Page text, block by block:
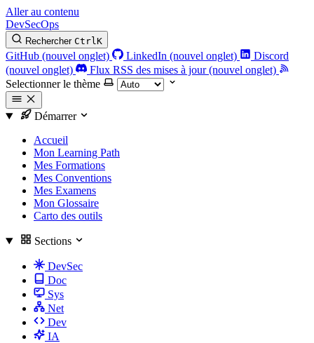
Aller au contenu
DevSecOps
Rechercher CtrlK
GitHub (nouvel onglet) LinkedIn (nouvel onglet)
Discord
(nouvel onglet)
Flux RSS des mises à jour (nouvel onglet)
Selectionner le thème
Démarrer
Accueil
Mon Learning Path
Mes Formations
Mes Conventions
Mes Examens
Mon Glossaire
Carto des outils
Sections
DevSec
Doc
Sys
Net
Dev
IA